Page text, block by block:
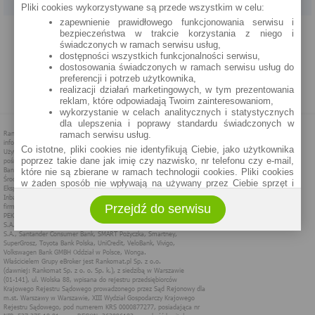
PROGRAM PARTNERSKI O NAS REKLAMA REGULAMIN
POLITYKA PRYWATNOŚCI POLITYKA COOKIES ZASADY PLASOWANIA
Pliki cookies wykorzystywane są przede wszystkim w celu:
zapewnienie prawidłowego funkcjonowania serwisu i
bezpieczeństwa w trakcie korzystania z niego i
świadczonych w ramach serwisu usług,
dostępności wszystkich funkcjonalności serwisu,
dostosowania świadczonych w ramach serwisu usług do
preferencji i potrzeb użytkownika,
realizacji działań marketingowych, w tym prezentowania
reklam, które odpowiadają Twoim zainteresowaniom,
wykorzystanie w celach analitycznych i statystycznych
dla ulepszenia i poprawy standardu świadczonych w
ramach serwisu usług.
Co istotne, pliki cookies nie identyfikują Ciebie, jako użytkownika
poprzez takie dane jak imię czy nazwisko, nr telefonu czy e-mail,
które nie są zbierane w ramach technologii cookies. Pliki cookies
w żaden sposób nie wpływają na używany przez Ciebie sprzęt i
Zakres wykorzystywania plików cookies możliwy jest do
określenia w ustawieniach przeglądarki każdego użytkownika. Bez
wprowadzenia zmian ustawień, informacje w plikach cookies mogą
być zapisywane w pamięci Twojego urządzenia.
Administratorem danych pozyskiwanych w technologii cookies jest
spółka Rankomat.pl Sp. z o.o. (dawniej: Rankomat Sp. z o. o. Sp.
k.) z siedzibą w Warszawie, ul. Wolska 88, 01 - 141 Warszawa.
Możesz jako użytkownik w każdym czasie skontaktować się z
administratorem pod adresem bok@ebroker.pl, jak również wyrazić
Przejdź do serwisu